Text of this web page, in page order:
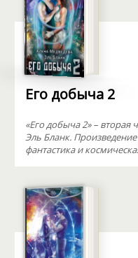
Его добыча 2
«Его добыча 2» – вторая
Эль Бланк.
фантастика и